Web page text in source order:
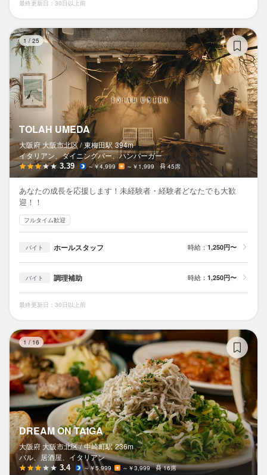
最終更新日：30日以上前
1 / 25
TOLAH UMEDA
大阪府 大阪市北区 / 東梅田駅 394m
イタリアン、ダイニングバー、ハンバーガー
3.39 ～￥4,999 ～￥1,999 45席
あなたの成長を応援します！未経験者・経験者どなたでも大歓
迎！！
フルタイム歓迎
バイト ホールスタッフ 時給： 1,250円〜
バイト 調理補助 時給： 1,250円〜
最終更新日：30日以上前
1 / 16
DREAM ON TAIGA
大阪府 大阪市北区 / 中崎町駅 236m
バル、居酒屋、イタリアン
3.4 ～￥5,999 ～￥3,999 16席